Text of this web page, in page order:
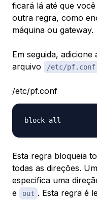
ficará lá até que
outra regra, como
máquina ou gateway.
Em seguida,
arquivo
/etc/pf.conf
/etc/pf.conf
Esta regra bloqueia
todas as direções.
especifica uma
e out . Esta regra é